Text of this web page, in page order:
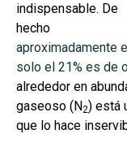
indispensable. De
hecho
aproximadamente
solo el 21% es de
alrededor en
gaseoso (N2) está
que lo hace